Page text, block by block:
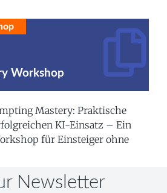
Workshop
Mastery: Praktische
KI-Einsatz – Ein
für Einsteiger ohne
Newsletter